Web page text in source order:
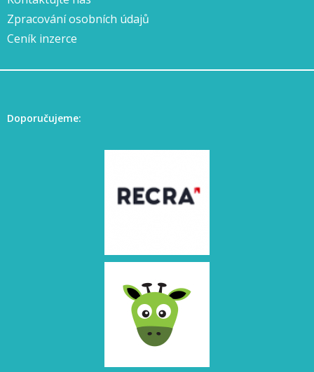
Zpracování osobních údajů
Ceník inzerce
Doporučujeme: